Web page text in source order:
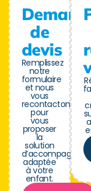
de
devis
Remplissez
notre
formulaire
et nous
vous
recontactons
pour
vous
proposer
la
solution
adaptée
à votre
enfant.